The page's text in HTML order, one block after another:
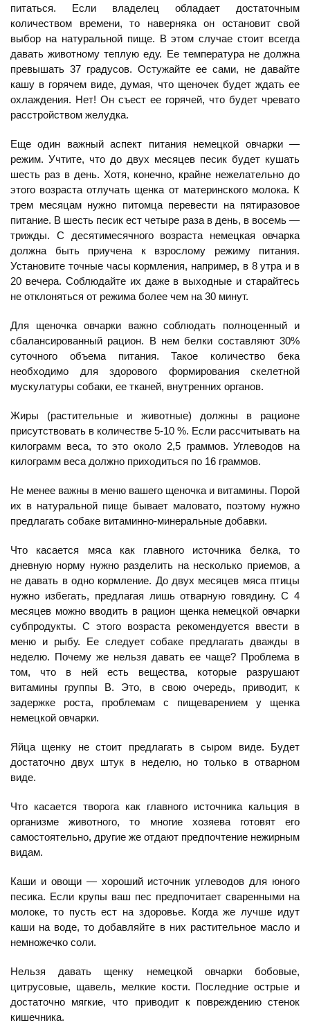
питаться. Если владелец обладает достаточным
количеством времени, то наверняка он остановит свой
выбор на натуральной пище. В этом случае стоит всегда
давать животному теплую еду. Ее температура не должна
превышать 37 градусов. Остужайте ее сами, не давайте
кашу в горячем виде, думая, что щеночек будет ждать ее
охлаждения. Нет! Он съест ее горячей, что будет чревато
расстройством желудка.
Еще один важный аспект питания немецкой овчарки —
режим. Учтите, что до двух месяцев песик будет кушать
шесть раз в день. Хотя, конечно, крайне нежелательно до
этого возраста отлучать щенка от материнского молока. К
трем месяцам нужно питомца перевести на пятиразовое
питание. В шесть песик ест четыре раза в день, в восемь —
трижды. С десятимесячного возраста немецкая овчарка
должна быть приучена к взрослому режиму питания.
Установите точные часы кормления, например, в 8 утра и в
20 вечера. Соблюдайте их даже в выходные и старайтесь
не отклоняться от режима более чем на 30 минут.
Для щеночка овчарки важно соблюдать полноценный и
сбалансированный рацион. В нем белки составляют 30%
суточного объема питания. Такое количество бека
необходимо для здорового формирования скелетной
мускулатуры собаки, ее тканей, внутренних органов.
Жиры (растительные и животные) должны в рационе
присутствовать в количестве 5-10 %. Если рассчитывать на
килограмм веса, то это около 2,5 граммов. Углеводов на
килограмм веса должно приходиться по 16 граммов.
Не менее важны в меню вашего щеночка и витамины. Порой
их в натуральной пище бывает маловато, поэтому нужно
предлагать собаке витаминно-минеральные добавки.
Что касается мяса как главного источника белка, то
дневную норму нужно разделить на несколько приемов, а
не давать в одно кормление. До двух месяцев мяса птицы
нужно избегать, предлагая лишь отварную говядину. С 4
месяцев можно вводить в рацион щенка немецкой овчарки
субпродукты. С этого возраста рекомендуется ввести в
меню и рыбу. Ее следует собаке предлагать дважды в
неделю. Почему же нельзя давать ее чаще? Проблема в
том, что в ней есть вещества, которые разрушают
витамины группы В. Это, в свою очередь, приводит, к
задержке роста, проблемам с пищеварением у щенка
немецкой овчарки.
Яйца щенку не стоит предлагать в сыром виде. Будет
достаточно двух штук в неделю, но только в отварном
виде.
Что касается творога как главного источника кальция в
организме животного, то многие хозяева готовят его
самостоятельно, другие же отдают предпочтение нежирным
видам.
Каши и овощи — хороший источник углеводов для юного
песика. Если крупы ваш пес предпочитает сваренными на
молоке, то пусть ест на здоровье. Когда же лучше идут
каши на воде, то добавляйте в них растительное масло и
немножечко соли.
Нельзя давать щенку немецкой овчарки бобовые,
цитрусовые, щавель, мелкие кости. Последние острые и
достаточно мягкие, что приводит к повреждению стенок
кишечника.